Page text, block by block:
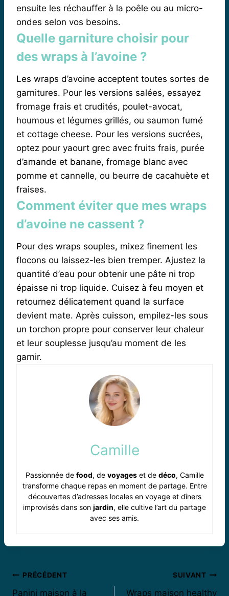
ensuite les réchauffer à la poêle ou au micro-
ondes selon vos besoins.
Quelle garniture choisir pour
des wraps à l’avoine ?
Les wraps d’avoine acceptent toutes sortes de
garnitures. Pour les versions salées, essayez
fromage frais et crudités, poulet-avocat,
houmous et légumes grillés, ou saumon fumé
et cottage cheese. Pour les versions sucrées,
optez pour yaourt grec avec fruits frais, purée
d’amande et banane, fromage blanc avec
pomme et cannelle, ou beurre de cacahuète et
fraises.
Comment éviter que mes wraps
d’avoine ne cassent ?
Pour des wraps souples, mixez finement les
flocons ou laissez-les bien tremper. Ajustez la
quantité d’eau pour obtenir une pâte ni trop
épaisse ni trop liquide. Cuisez à feu moyen et
retournez délicatement quand la surface
devient mate. Après cuisson, empilez-les sous
un torchon propre pour conserver leur chaleur
et leur souplesse jusqu’au moment de les
garnir.
Camille
Passionnée de food, de voyageset de déco, Camille
transforme chaque repas en moment de partage. Entre
découvertes d’adresses locales en voyage et dîners
improvisés dans son jardin, elle cultive l’art du partage
avec ses amis.
Navigation
PRÉCÉDENT
Panini maison à la
SUIVANT
Wraps maison healthy